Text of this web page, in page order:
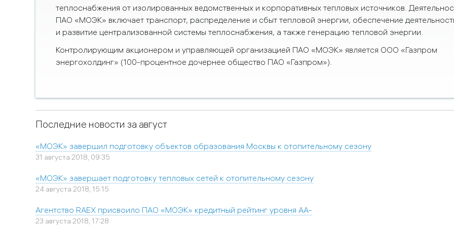
теплоснабжения от изолированных ведомственных и корпоративных тепловых источников.
ПАО «МОЭК» включает транспорт, распределение и сбыт тепловой энергии, обеспечение
и развитие централизованной системы теплоснабжения, а также генерацию тепловой энергии.
Контролирующим акционером и управляющей организацией ПАО «МОЭК» является ООО «Газпром
энергохолдинг» (100-процентное дочернее общество ПАО «Газпром»).
Последние новости за август
«МОЭК» завершил подготовку объектов образования Москвы к отопительному сезону
31 августа 2018, 09:35
«МОЭК» завершает подготовку тепловых сетей к отопительному сезону
24 августа 2018, 15:15
Агентство RAEX присвоило ПАО «МОЭК» кредитный рейтинг уровня AA-
23 августа 2018, 17:28